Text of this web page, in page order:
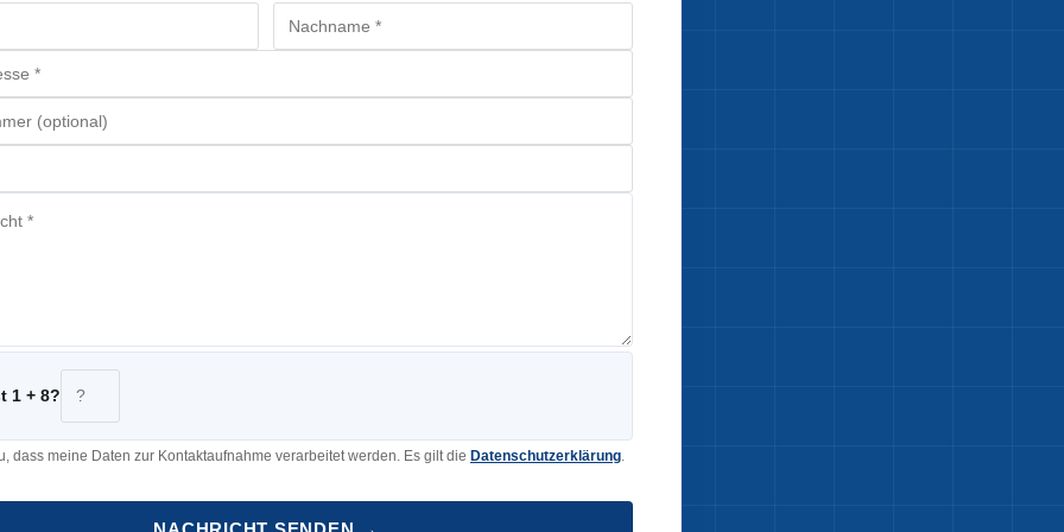
1 + 8?
dass meine Daten zur Kontaktaufnahme verarbeitet werden. Es gilt die Datenschutzerklärung.